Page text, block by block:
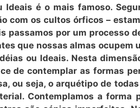
é o mais famoso.
com os cultos órficos –
passamos por um processo
que nossas almas ocupem
ou Ideais. Nesta
de contemplar as formas
ou seja, o arquétipo de
Contemplamos a forma